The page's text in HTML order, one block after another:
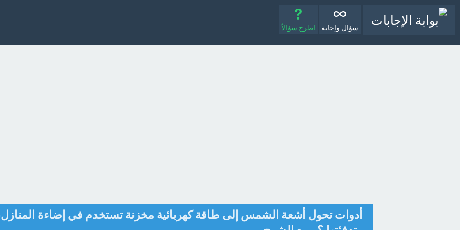
سؤال وإجابة اطرح سؤالاً
أدوات تحول أشعة الشمس إلى طاقة كهربائية مخزنة تستخدم في إضاءة